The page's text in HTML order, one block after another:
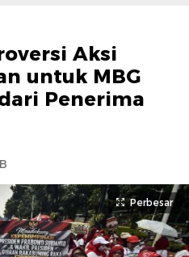
Aksi
untuk MBG
Penerima
Perbesar